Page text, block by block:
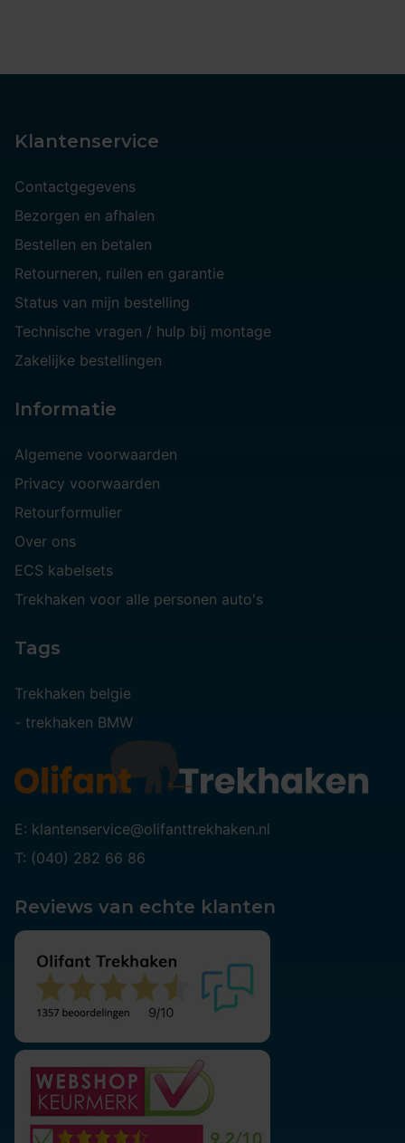
Klantenservice
Contactgegevens
Bezorgen en afhalen
Bestellen en betalen
Retourneren, ruilen en garantie
Status van mijn bestelling
Technische vragen / hulp bij montage
Zakelijke bestellingen
Informatie
Algemene voorwaarden
Privacy voorwaarden
Retourformulier
Over ons
ECS kabelsets
Trekhaken voor alle personen auto's
Tags
Trekhaken belgie
- trekhaken BMW
E: klantenservice@olifanttrekhaken.nl
T: (040) 282 66 86
Reviews van echte klanten